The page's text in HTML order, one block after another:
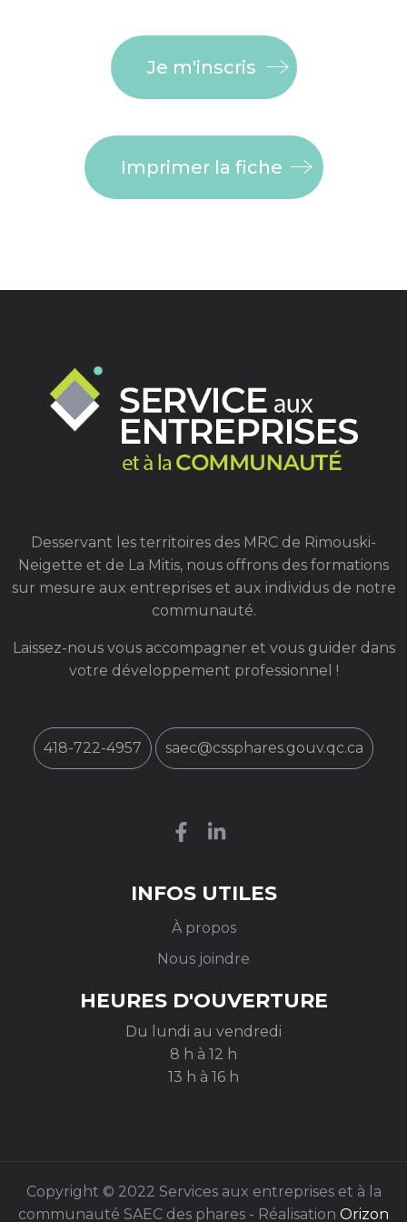
Je m'inscris
Imprimer la fiche
Desservant les territoires des MRC de Rimouski-
Neigette et de La Mitis, nous offrons des formations
sur mesure aux entreprises et aux individus de notre
communauté.
Laissez-nous vous accompagner et vous guider dans
votre développement professionnel !
418-722-4957 saec@cssphares.gouv.qc.ca
INFOS UTILES
À propos
Nous joindre
HEURES D'OUVERTURE
Du lundi au vendredi
8 h à 12 h
13 h à 16 h
Copyright © 2022 Services aux entreprises et à la
communauté SAEC des phares - Réalisation Orizon